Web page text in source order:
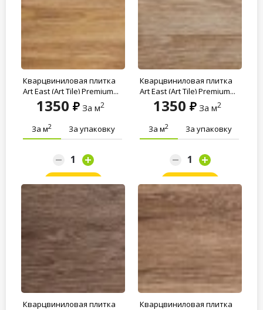
Кварцвиниловая плитка
Art East (Art Tile) Premium...
1350 За м2
За м2 За упаковку
Кварцвиниловая плитка
Art East (Art Tile) Premium...
1350 За м2
За м2 За упаковку
Кварцвиниловая плитка
Кварцвиниловая плитка